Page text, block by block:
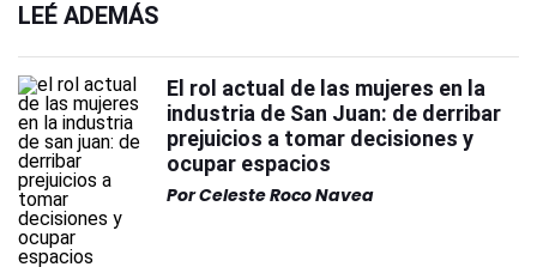
LEÉ ADEMÁS
El rol actual de las mujeres en la
industria de San Juan: de derribar
prejuicios a tomar decisiones y
ocupar espacios
PorCeleste Roco Navea